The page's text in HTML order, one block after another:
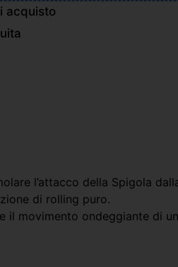
acquisto
l’attacco della Spigola
di rolling puro.
il movimento ondeggiante di